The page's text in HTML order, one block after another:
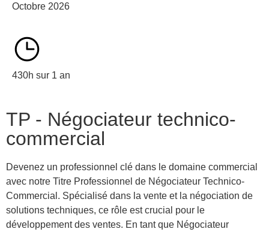
Octobre 2026
430h sur 1 an
TP - Négociateur technico-
commercial
Devenez un professionnel clé dans le domaine commercial
avec notre Titre Professionnel de Négociateur Technico-
Commercial. Spécialisé dans la vente et la négociation de
solutions techniques, ce rôle est crucial pour le
développement des ventes. En tant que Négociateur